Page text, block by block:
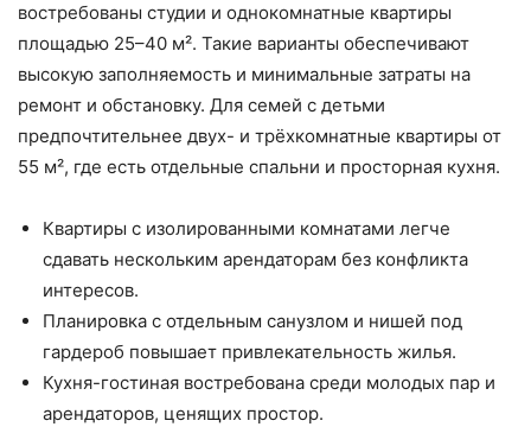
востребованы студии и однокомнатные квартиры
площадью 25–40 м². Такие варианты обеспечивают
высокую заполняемость и минимальные затраты на
ремонт и обстановку. Для семей с детьми
предпочтительнее двух- и трёхкомнатные квартиры от
55 м², где есть отдельные спальни и просторная кухня.
Квартиры с изолированными комнатами легче
сдавать нескольким арендаторам без конфликта
интересов.
Планировка с отдельным санузлом и нишей под
гардероб повышает привлекательность жилья.
Кухня-гостиная востребована среди молодых пар и
арендаторов, ценящих простор.